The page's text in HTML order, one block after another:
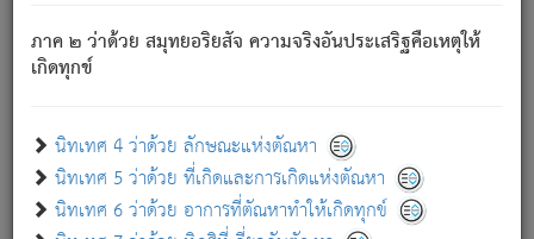
ภาค ๒ ว่าด้วย สมุทยอริยสัจ ความจริงอันประเสริฐคือเหตุให้
เกิดทุกข์
นิทเทศ 4 ว่าด้วย ลักษณะแห่งตัณหา
นิทเทศ 5 ว่าด้วย ที่เกิดและการเกิดแห่งตัณหา
นิทเทศ 6 ว่าด้วย อาการที่ตัณหาทำให้เกิดทุกข์
อันเป็นไปในที่หรือเวลาทั้งปวง[3]เพื่อความมีแห่งประโยชน์โดย
ประการทั้งปวง; ภพทั้งหลายทั้งหมดนั้น ไม่เที่ยง เป็นทุกข์ มี
ความแปรปรวนเป็นธรรมดา.
อย่างนี้อยู่; เขาย่อมละภวตัณหาได้ และไม่เพลิดเพลินวิภวตัณหา
ด้วย.
ความดับเพราะความสำรอกไม่เหลือ (แห่งภพทั้งหลาย)
เพราะความสิ้นไปแห่งตัณหาโดยประการทั้งปวง นั้นคือ